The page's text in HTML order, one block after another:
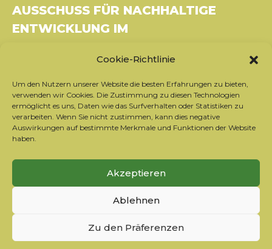
Cookie-Richtlinie
Um den Nutzern unserer Website die besten Erfahrungen zu bieten,
verwenden wir Cookies. Die Zustimmung zu diesen Technologien
ermöglicht es uns, Daten wie das Surfverhalten oder Statistiken zu
verarbeiten. Wenn Sie nicht zustimmen, kann dies negative
Auswirkungen auf bestimmte Merkmale und Funktionen der Website
haben.
Akzeptieren
Ablehnen
Zu den Präferenzen
AUSSCHUSS FÜR NACHHALTIGE
ENTWICKLUNG IM
37270 Montlouis-sur-Loire
Tel.: 06 26 49 36 81 -
contact@c2ds.eu
TwitterLinkedIn
Sich für den Newsletter anmelden
Unsere Partner
Kontaktieren Sie das Team
Rechtliche Hinweise
Datenschutzrichtlinie